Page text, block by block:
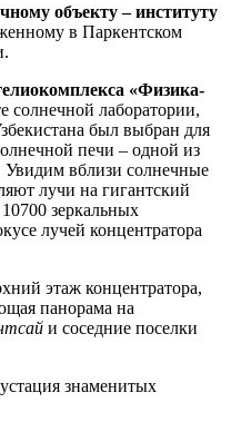
объекту – институту
в Паркентском
«Физика-
солнечной лаборатории,
был выбран для
печи – одной из
вблизи солнечные
лучи на гигантский
зеркальных
лучей концентратора
этаж концентратора,
панорама на
и соседние поселки
знаменитых